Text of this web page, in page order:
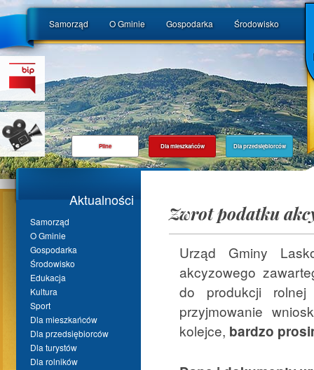
Samorząd O Gminie Gospodarka Środowisko
Pilne Dla mieszkańców Dla przedsiębiorców
Aktualności
Samorząd
O Gminie
Gospodarka
Środowisko
Edukacja
Kultura
Sport
Dla mieszkańców
Dla przedsiębiorców
Dla turystów
Dla rolników
Zwrot podatku
Urząd Gminy
akcyzowego
do produkcji
przyjmowanie
kolejce, bardzo